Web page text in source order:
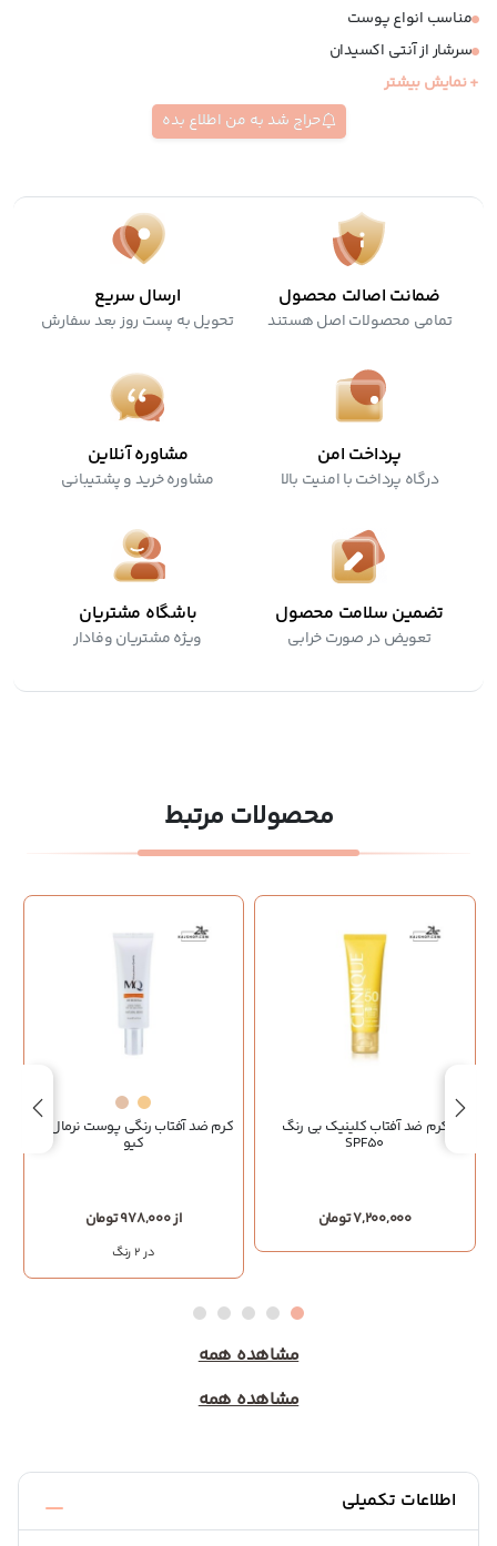
مناسب انواع پوست
سرشار از آنتی اکسیدان
تست شده توسط متخصصان پوست
حاوی ترکیبات مرطوب کننده و آبرسان
+ نمایش بیشتر
حراج شد به من اطلاع بده
ضمانت اصالت محصول
تمامی محصولات اصل هستند
ارسال سریع
تحویل به پست روز بعد سفارش
پرداخت امن
درگاه پرداخت با امنیت بالا
مشاوره آنلاین
مشاوره خرید و پشتیبانی
تضمین سلامت محصول
تعویض در صورت خرابی
باشگاه مشتریان
ویژه مشتریان وفادار
محصولات مرتبط
کرم ضد آفتاب کلینیک بی رنگ
SPF50
7,200,000 تومان
کرم ضد آفتاب رنگی پوست نرمال ام
کیو
از 978,000 تومان
در 2 رنگ
مشاهده همه
مشاهده همه
اطلاعات تکمیلی